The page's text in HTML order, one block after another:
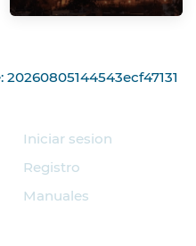
Iniciar sesion
Registro
Manuales